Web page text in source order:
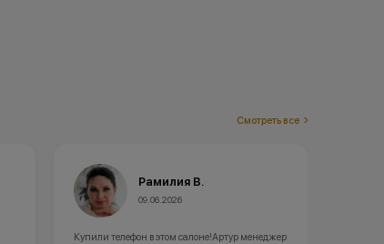
Смотреть все
менеджер
пришла по рекомендациям в данный магазин,